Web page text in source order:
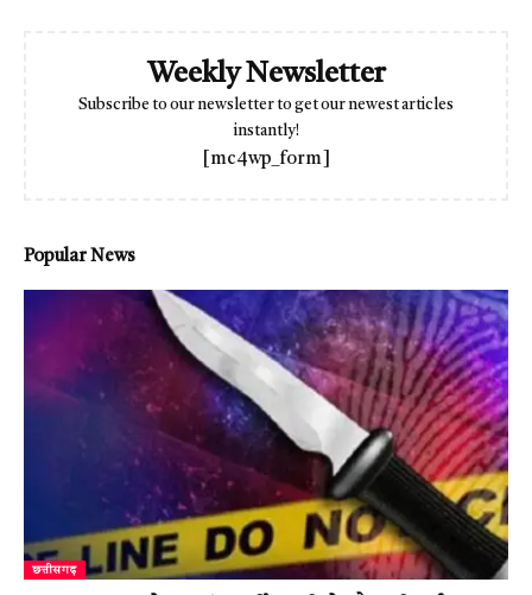
Weekly Newsletter
Subscribe to our newsletter to get our newest articles
instantly!
[mc4wp_form]
Popular News
छत्तीसगढ़